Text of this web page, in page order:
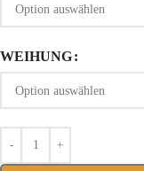
WEIHUNG